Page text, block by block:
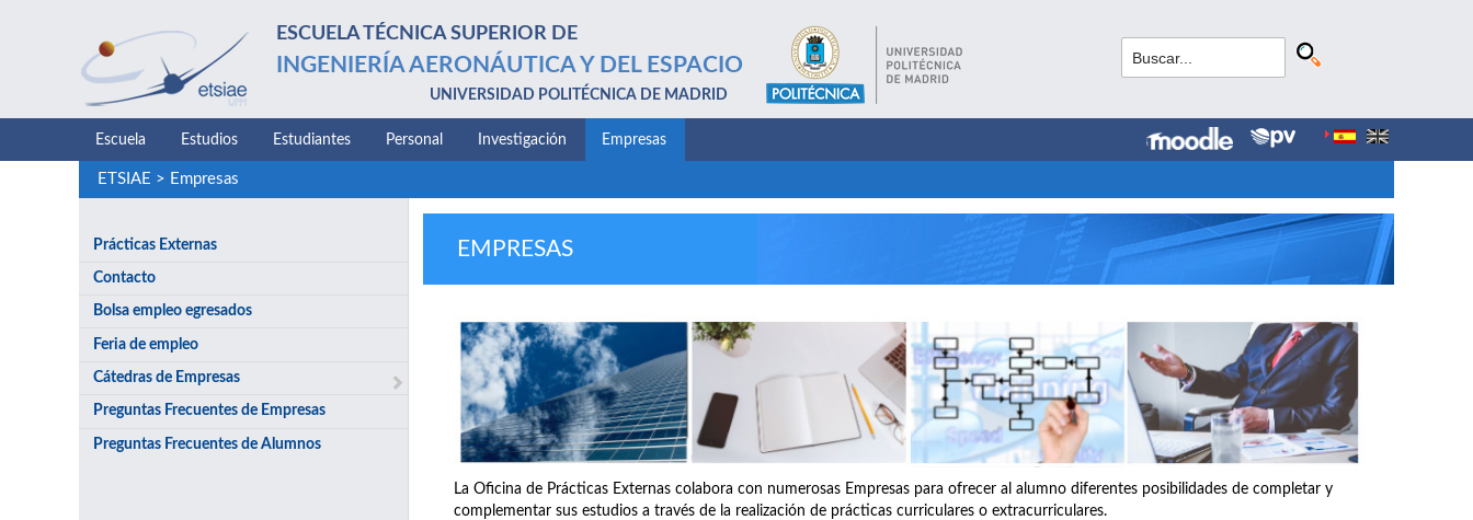
ESCUELA TÉCNICA SUPERIOR DE
INGENIERÍA AERONÁUTICA Y DEL ESPACIO
UNIVERSIDAD POLITÉCNICA DE MADRID
Escuela Estudios Estudiantes Personal Investigación Empresas
ETSIAE > Empresas
Prácticas Externas
Contacto
Bolsa empleo egresados
Feria de empleo
Cátedras de Empresas
Preguntas Frecuentes de Empresas
Preguntas Frecuentes de Alumnos
EMPRESAS
La Oficina de Prácticas Externas colabora con numerosas Empresas para ofrecer al alumno diferentes posibilidades de completar y
complementar sus estudios a través de la realización de prácticas curriculares o extracurriculares.